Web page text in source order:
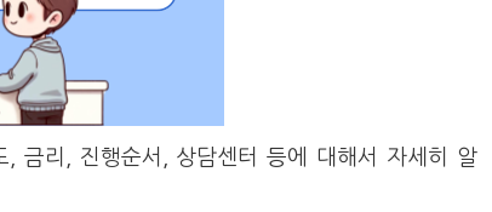
, 금리, 진행순서, 상담센터 등에 대해서 자세히 알